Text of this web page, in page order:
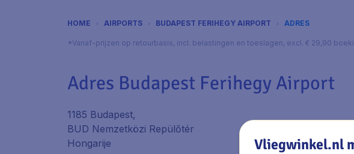
HOME AIRPORTS BUDAPEST FERIHEGY AIRPORT ADRES
*Vanaf-prijzen op retourbasis, incl. belastingen en toeslagen, excl. € 29,90
Adres Budapest Ferihegy Airport
1185 Budapest,
BUD Nemzetközi Repülőtér
Hongarije
Vliegwinkel.nl